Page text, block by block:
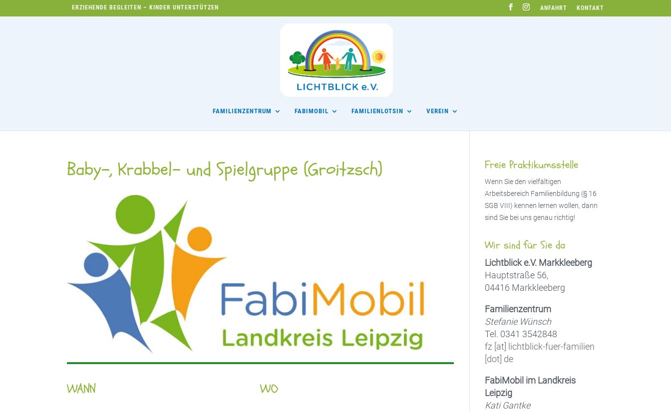
ERZIEHENDE BEGLEITEN – KINDER UNTERSTÜTZEN ANFAHRT KONTAKT
FAMILIENZENTRUM FABIMOBIL FAMILIENLOTSIN VEREIN
Baby-, Krabbel- und Spielgruppe (Groitzsch)
WANN WO
Freie Praktikumsstelle
Wenn Sie den vielfältigen
Arbeitsbereich Familienbildung (§ 16
SGB VIII) kennen lernen wollen, dann
sind Sie bei uns genau richtig!
Wir sind für Sie da
Lichtblick e.V. Markkleeberg
Hauptstraße 56,
04416 Markkleeberg
Familienzentrum
Stefanie Wünsch
Tel. 0341 3542848
fz [at] lichtblick-fuer-familien
[dot] de
FabiMobil im Landkreis
Leipzig
Kati Gantke